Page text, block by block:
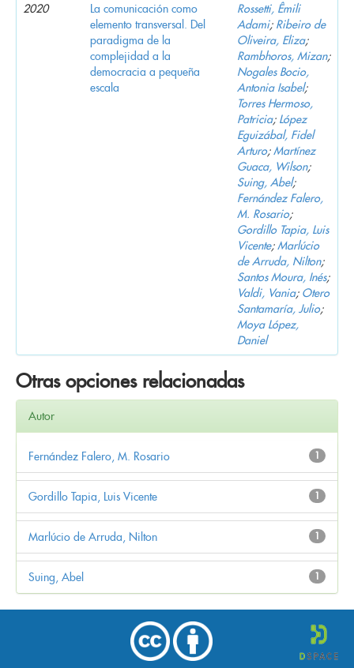
2020
La comunicación como
elemento transversal. Del
paradigma de la
complejidad a la
democracia a pequeña
escala
Rossetti, Êmili
Adami; Ribeiro de
Oliveira, Eliza;
Rambhoros, Mizan;
Nogales Bocio,
Antonia Isabel;
Torres Hermoso,
Patricia; López
Eguizábal, Fidel
Arturo;Martínez
Guaca, Wilson;
Suing, Abel;
Fernández Falero,
M. Rosario;
Gordillo Tapia, Luis
Vicente;Marlúcio
de Arruda, Nilton;
Santos Moura, Inés;
Valdi, Vania; Otero
Santamaría, Julio;
Moya López,
Daniel
Otras opciones relacionadas
Autor
1
Fernández Falero, M. Rosario
1
Gordillo Tapia, Luis Vicente
1
Marlúcio de Arruda, Nilton
1
Suing, Abel